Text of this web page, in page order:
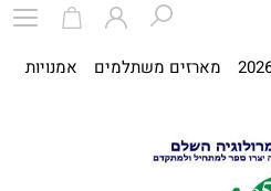
מארזים משתלמים אמנויות